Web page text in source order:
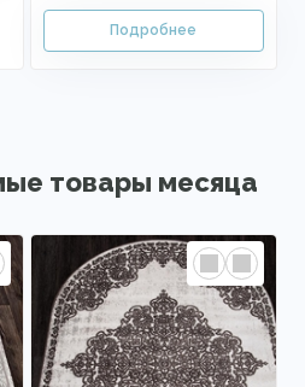
товары месяца